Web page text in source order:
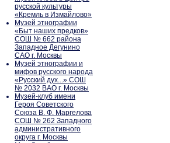
русской культуры
«Кремль в Измайлово»
Музей этнографии
«Быт наших предков»
СОШ № 662 района
Западное Дегунино
САО г. Москвы
Музей этнографии и
мифов русского народа
«Русский дух...» СОШ
№ 2032 ВАО г. Москвы
Музей-клуб имени
Героя Советского
Союза В. Ф. Маргелова
СОШ № 262 Западного
административного
округа г. Москвы